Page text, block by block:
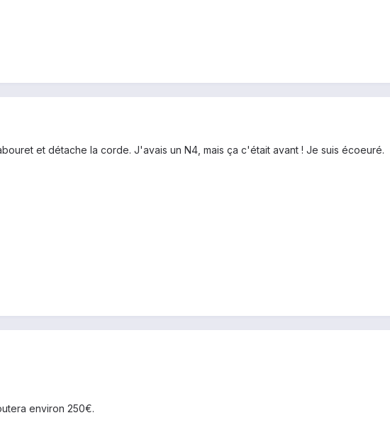
et détache la corde. J'avais un N4, mais ça c'était avant ! Je suis écoeuré.
environ 250€.